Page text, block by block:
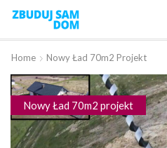
Home Nowy Ład 70m2 Projekt
Nowy Ład 70m2 projekt